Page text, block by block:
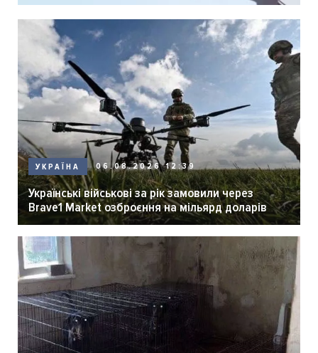
УКРАЇНА 06.08.2026 12:39
Українські військові за рік замовили через
Brave1 Market озброєння на мільярд доларів